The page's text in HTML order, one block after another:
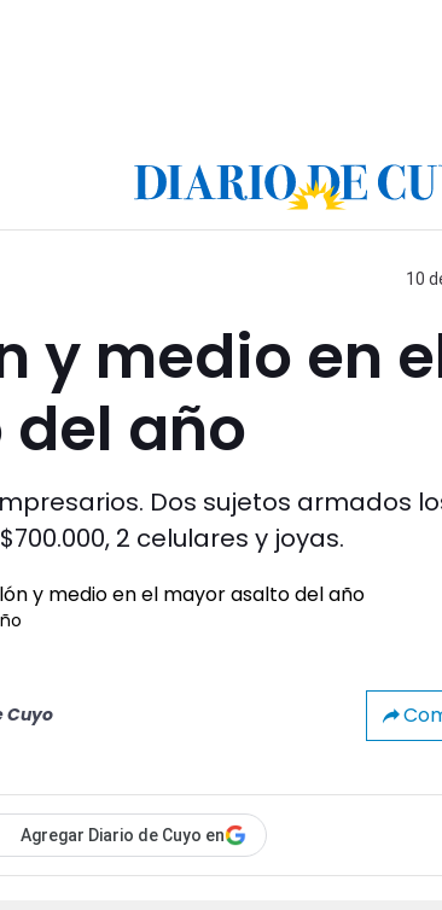
10
y medio en
año
Dos sujetos armados
2 celulares y joyas.
Cuyo
Agregar Diario de Cuyo en